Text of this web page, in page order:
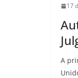
17
A